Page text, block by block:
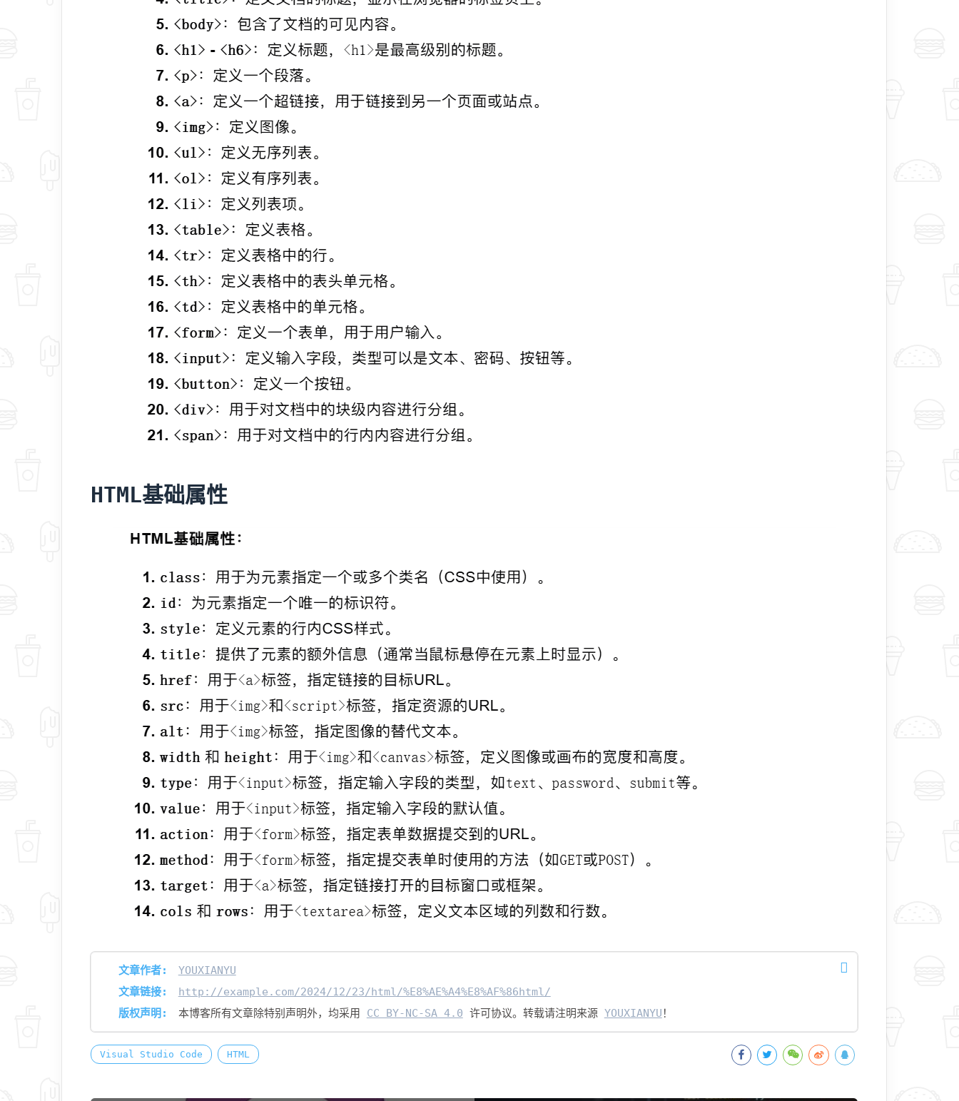
HTML基础属性
文章作者:
YOUXIANYU
文章链接:
http://example.com/2024/12/23/html/%E8%AE%A4%E8%AF%86html/
版权声明:
本博客所有文章除特别声明外，均采用 CC BY-NC-SA 4.0 许可协议。转载请注明来源 YOUXIANYU ！
Visual Studio Code HTML